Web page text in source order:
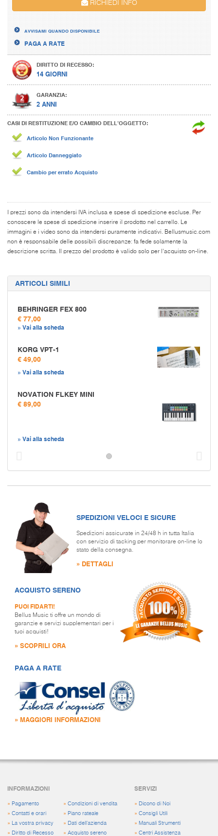
RICHIEDI INFO
AVVISAMI QUANDO DISPONIBILE
PAGA A RATE
DIRITTO DI RECESSO:
14 GIORNI
GARANZIA:
2 ANNI
CASI DI RESTITUZIONE E/O CAMBIO DELL’OGGETTO:
Articolo Non Funzionante
Articolo Danneggiato
Cambio per errato Acquisto
I prezzi sono da intendersi IVA inclusa e spese di spedizione escluse. Per
conoscere le spese di spedizione inserire il prodotto nel carrello. Le
immagini e i video sono da intendersi puramente indicativi. Bellusmusic.com
non è responsabile delle possibili discrepanze: fa fede solamente la
descrizione scritta. Il prezzo del prodotto è valido solo per l'acquisto on-line.
ARTICOLI SIMILI
BEHRINGER FEX 800
€ 77,00
» Vai alla scheda
KORG VPT-1
€ 49,00
» Vai alla scheda
NOVATION FLKEY MINI
€ 89,00
» Vai alla scheda
SPEDIZIONI VELOCI E SICURE
Spedizioni assicurate in 24/48 h in tutta Italia
con servizio di tacking per monitorare on-line lo
stato della consegna.
» DETTAGLI
ACQUISTO SERENO
PUOI FIDARTI!
Bellus Music ti offre un mondo di
garanzie e servizi supplementari per i
tuoi acquisti!
» SCOPRILI ORA
PAGA A RATE
» MAGGIORI INFORMAZIONI
INFORMAZIONI
» Pagamento
» Contatti e orari
»
La vostra privacy
» Diritto di Recesso
» Condizioni di vendita
» Piano rateale
» Dati dell'azienda
» Acquisto sereno
SERVIZI
» Dicono di Noi
»Consigli Utili
» Manuali Strumenti
»Centri Assistenza